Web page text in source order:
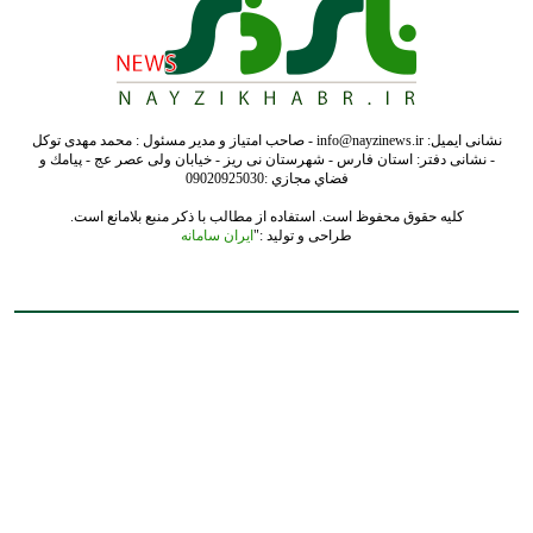
نشانی ایمیل: info@nayzinews.ir - صاحب امتیاز و مدیر مسئول : محمد مهدی توکل
- نشانی دفتر: استان فارس - شهرستان نی ریز - خیابان ولی عصر عج - پيامك و
فضاي مجازي :09020925030
کلیه حقوق محفوظ است. استفاده از مطالب با ذکر منبع بلامانع است.
طراحی و تولید :"ایران سامانه